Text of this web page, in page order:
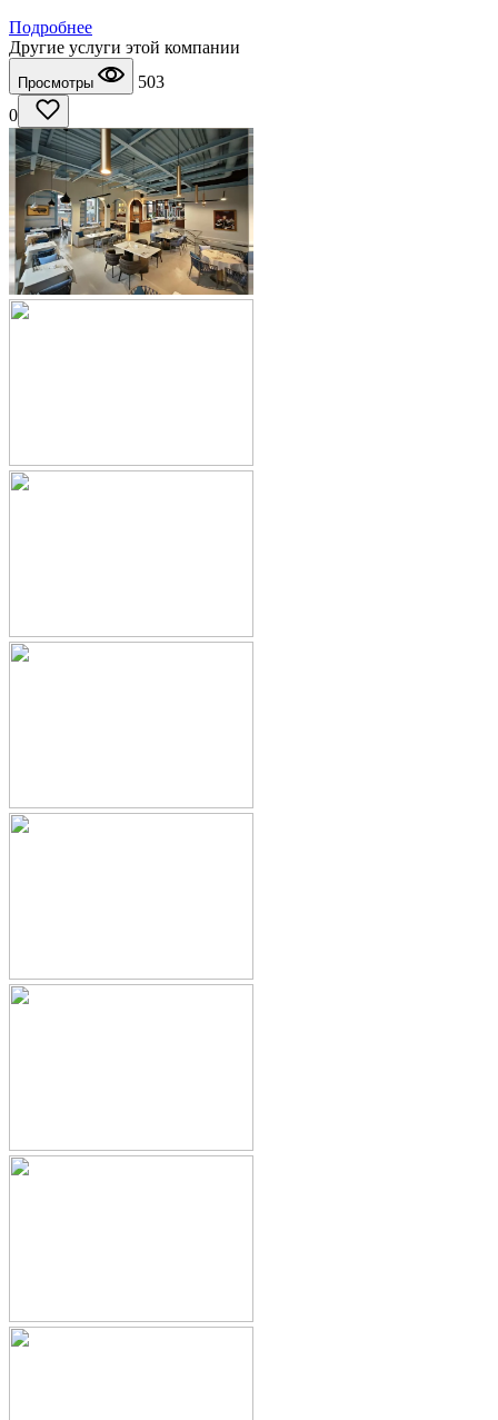
Подробнее
Другие услуги этой компании
Просмотры
503
0